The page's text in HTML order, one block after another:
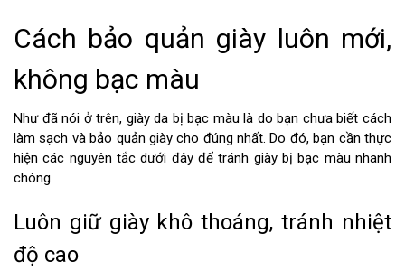
Cách bảo quản giày luôn mới,
không bạc màu
Như đã nói ở trên, giày da bị bạc màu là do bạn chưa biết cách
làm sạch và bảo quản giày cho đúng nhất. Do đó, bạn cần thực
hiện các nguyên tắc dưới đây để tránh giày bị bạc màu nhanh
chóng.
Luôn giữ giày khô thoáng, tránh nhiệt
độ cao